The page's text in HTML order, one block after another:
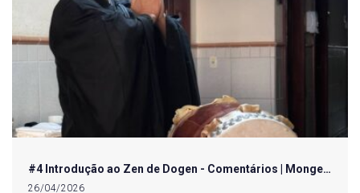
#4 Introdução ao Zen de Dogen - Comentários | Monge…
26/04/2026